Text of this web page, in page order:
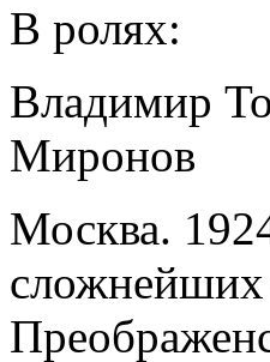
В ролях:
Владимир
Миронов
Москва.